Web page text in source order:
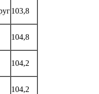
103,8
104,8
104,2
104,2